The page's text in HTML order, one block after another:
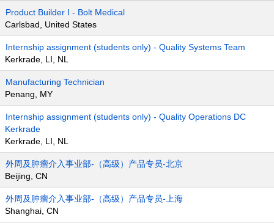
Product Builder I - Bolt Medical
Carlsbad, United States
Internship assignment (students only) - Quality Systems Team
Kerkrade, LI, NL
Manufacturing Technician
Penang, MY
Internship assignment (students only) - Quality Operations DC
Kerkrade
Kerkrade, LI, NL
外周及肿瘤介入事业部-（高级）产品专员-北京
Beijing, CN
外周及肿瘤介入事业部-（高级）产品专员-上海
Shanghai, CN